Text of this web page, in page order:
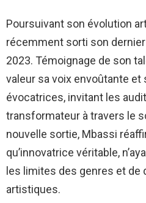
Poursuivant son évolution
récemment sorti son dernier
2023. Témoignage de son
valeur sa voix envoûtante
évocatrices, invitant les
transformateur à travers le
nouvelle sortie, Mbassi
qu’innovatrice véritable,
les limites des genres et de
artistiques.